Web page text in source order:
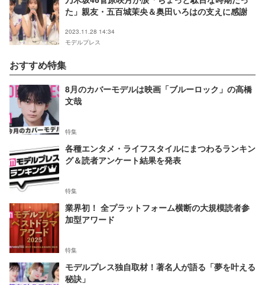
た」親友・五百城茉央＆奥田いろはの支えに感謝
2023.11.28 14:34
モデルプレス
おすすめ特集
8月のカバーモデルは映画「ブルーロック」の高橋
文哉
特集
各種エンタメ・ライフスタイルにまつわるランキン
グ＆読者アンケート結果を発表
特集
業界初！ 全プラットフォーム横断の大規模読者参
加型アワード
特集
モデルプレス独自取材！著名人が語る「夢を叶える
秘訣」